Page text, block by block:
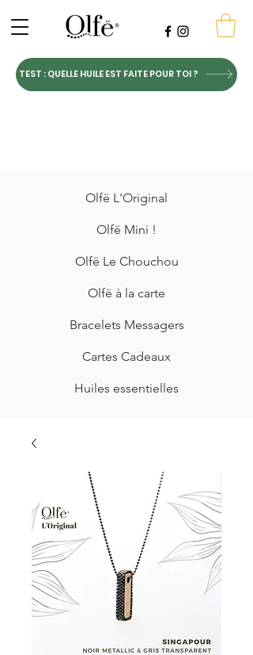
TEST : QUELLE HUILE EST FAITE POUR TOI ?
Olfë L'Original
Olfë Mini !
Olfë Le Chouchou
Olfë à la carte
Bracelets Messagers
Cartes Cadeaux
Huiles essentielles